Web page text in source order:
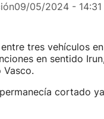
09/05/2024 - 14:31
tres vehículos
en sentido
Vasco.
cortado